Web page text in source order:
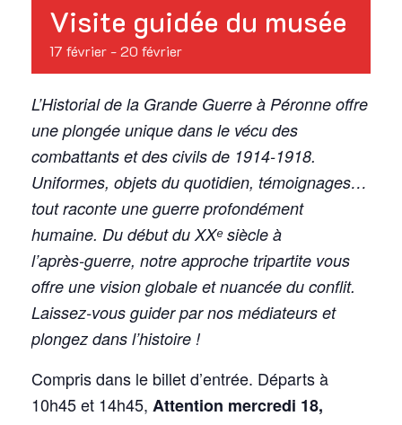
Visite guidée du musée
17 février -20 février
L’Historial de la Grande Guerre à Péronne offre
une plongée unique dans le vécu des
combattants et des civils de 1914-1918.
Uniformes, objets du quotidien, témoignages…
tout raconte une guerre profondément
humaine. Du début du XXᵉ siècle à
l’après‑guerre, notre approche tripartite vous
offre une vision globale et nuancée du conflit.
Laissez‑vous guider par nos médiateurs et
plongez dans l’histoire !
Compris dans le billet d’entrée. Départs à
10h45 et 14h45, Attention mercredi 18,